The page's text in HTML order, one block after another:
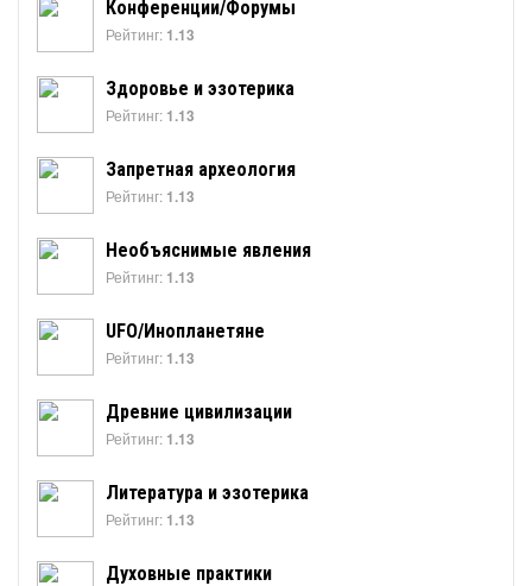
Конференции/Форумы
Рейтинг: 1.13
Здоровье и эзотерика
Рейтинг: 1.13
Запретная археология
Рейтинг: 1.13
Необъяснимые явления
Рейтинг: 1.13
UFO/Инопланетяне
Рейтинг: 1.13
Древние цивилизации
Рейтинг: 1.13
Литература и эзотерика
Рейтинг: 1.13
Духовные практики